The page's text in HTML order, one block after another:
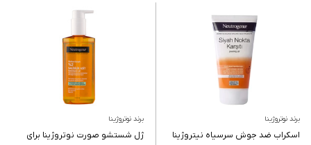
برند نوتروژینا
اسکراب ضد جوش سرسیاه نیتروژینا
برند نوتروژینا
ژل شستشو صورت نوتروژینا برای